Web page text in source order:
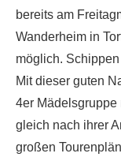
bereits am
Wanderheim in
möglich.
Mit dieser guten
4er
gleich nach ihrer
großen